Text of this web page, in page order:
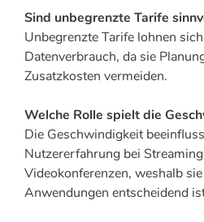
Sind unbegrenzte Tarife
Unbegrenzte Tarife lohnen
Datenverbrauch, da sie
Zusatzkosten vermeiden.
Welche Rolle spielt die
Die Geschwindigkeit
Nutzererfahrung bei
Videokonferenzen, weshalb
Anwendungen entscheidend